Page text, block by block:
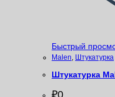
Быстрый
Malen Штукатурка
Штукатурка
₽0